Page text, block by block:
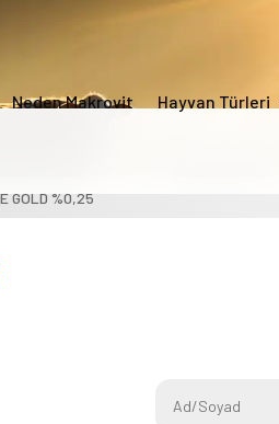
Neden Makrovit Hayvan Türleri
GOLD %0,25